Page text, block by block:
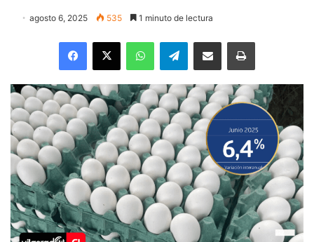
agosto 6, 2025 535 1 minuto de lectura
Facebook
X WhatsAppTelegramEnviar vía email Imprimir